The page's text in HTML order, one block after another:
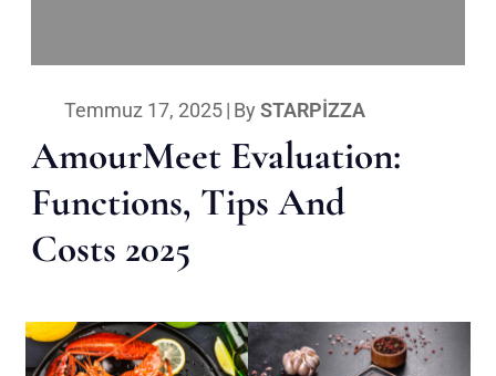
Temmuz 17, 2025| By STARPIZZA
AmourMeet Evaluation:
Functions, Tips And
Costs 2025